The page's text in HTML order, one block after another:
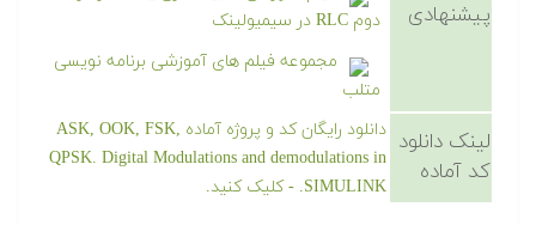
پیشنهادی
دوم RLC در سیمیولینک
مجموعه فیلم های آموزشی برنامه نویسی
متلب
لینک دانلود
کد آماده
دانلود رایگان کد و پروژه آماده ASK, OOK, FSK,
QPSK. Digital Modulations and demodulations in
SIMULINK. - کلیک کنید.